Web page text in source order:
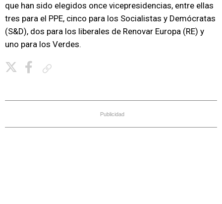
que han sido elegidos once vicepresidencias, entre ellas
tres para el PPE, cinco para los Socialistas y Demócratas
(S&D), dos para los liberales de Renovar Europa (RE) y
uno para los Verdes.
Publicidad